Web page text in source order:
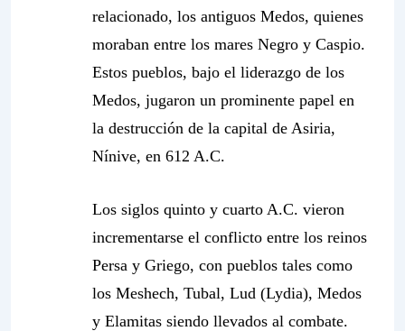
relacionado, los antiguos Medos, quienes
moraban entre los mares Negro y Caspio.
Estos pueblos, bajo el liderazgo de los
Medos, jugaron un prominente papel en
la destrucción de la capital de Asiria,
Nínive, en 612 A.C.
Los siglos quinto y cuarto A.C. vieron
incrementarse el conflicto entre los reinos
Persa y Griego, con pueblos tales como
los Meshech, Tubal, Lud (Lydia), Medos
y Elamitas siendo llevados al combate.